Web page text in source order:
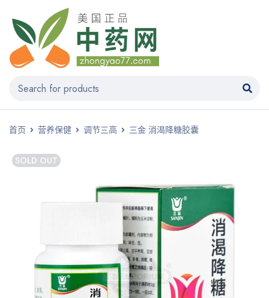
首页 营养保健 调节三高 三金 消渴降糖胶囊
SOLD OUT